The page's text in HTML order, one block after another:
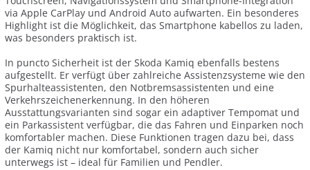
via Apple CarPlay und Android Auto aufwarten. Ein besonderes
Highlight ist die Möglichkeit, das Smartphone kabellos zu laden,
was besonders praktisch ist.
In puncto Sicherheit ist der Skoda Kamiq ebenfalls bestens
aufgestellt. Er verfügt über zahlreiche Assistenzsysteme wie den
Spurhalteassistenten, den Notbremsassistenten und eine
Verkehrszeichenerkennung. In den höheren
Ausstattungsvarianten sind sogar ein adaptiver Tempomat und
ein Parkassistent verfügbar, die das Fahren und Einparken noch
komfortabler machen. Diese Funktionen tragen dazu bei, dass
der Kamiq nicht nur komfortabel, sondern auch sicher
unterwegs ist – ideal für Familien und Pendler.